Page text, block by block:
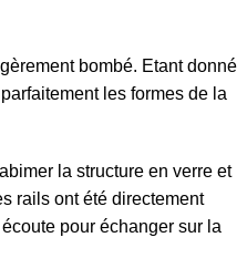
bombé. Etant donné
les formes de la
la structure en verre et
rails ont été directement
pour échanger sur la